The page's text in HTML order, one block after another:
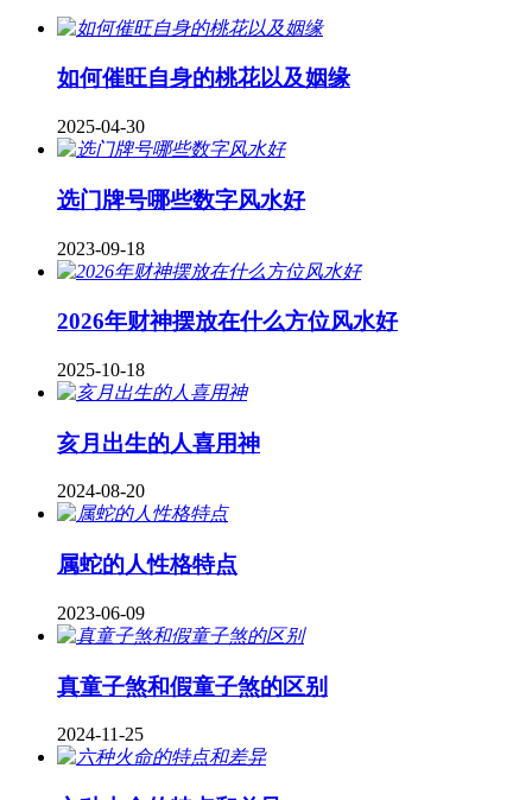
如何催旺自身的桃花以及姻缘
2025-04-30
​选门牌号哪些数字风水好
2023-09-18
2026年财神摆放在什么方位风水好
2025-10-18
亥月出生的人喜用神
2024-08-20
属蛇的人性格特点
2023-06-09
真童子煞和假童子煞的区别
2024-11-25